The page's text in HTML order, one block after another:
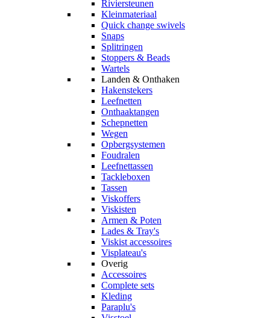
Riviersteunen
Kleinmateriaal
Quick change swivels
Snaps
Splitringen
Stoppers & Beads
Wartels
Landen & Onthaken
Hakenstekers
Leefnetten
Onthaaktangen
Schepnetten
Wegen
Opbergsystemen
Foudralen
Leefnettassen
Tackleboxen
Tassen
Viskoffers
Viskisten
Armen & Poten
Lades & Tray's
Viskist accessoires
Visplateau's
Overig
Accessoires
Complete sets
Kleding
Paraplu's